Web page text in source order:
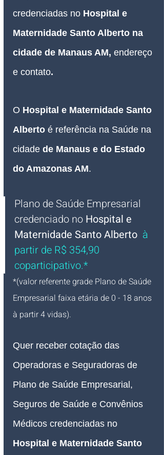
credenciadas no Hospital e
Maternidade Santo Alberto na
cidade de Manaus AM, endereço
e contato.
O Hospital e Maternidade Santo
Alberto é referência na Saúde na
cidade de Manaus e do Estado
do Amazonas AM.
Plano de Saúde Empresarial
credenciado no Hospital e
Maternidade Santo Alberto à
partir de R$ 354,90
coparticipativo.*
*(valor referente grade Plano de Saúde
Empresarial faixa etária de 0 - 18 anos
à partir 4 vidas).
Quer receber cotação das
Operadoras e Seguradoras de
Plano de Saúde Empresarial,
Seguros de Saúde e Convênios
Médicos credenciadas no
Hospital e Maternidade Santo